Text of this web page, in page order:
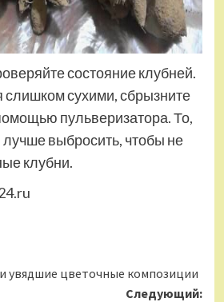
состояние клубней.
слишком сухими, сбрызните
пульверизатора. То,
лучше выбросить, чтобы не
клубни.
увядшие цветочные композиции
Следующий: